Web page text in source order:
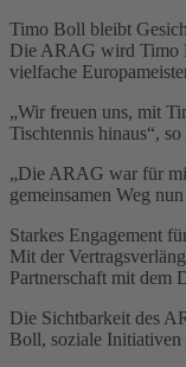
Timo Boll bleibt
Die ARAG wird Timo
vielfache
„Wir freuen uns, mit
Tischtennis hinaus“,
„Die ARAG war für
gemeinsamen Weg
Starkes Engagement
Mit der
Partnerschaft mit dem
Die Sichtbarkeit des
Boll, soziale Initiativen